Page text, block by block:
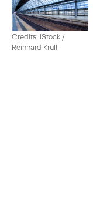
Credits: iStock /
Reinhard Krull